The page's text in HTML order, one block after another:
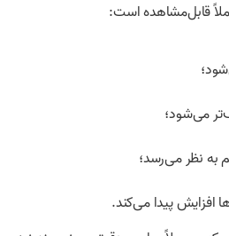
قابل‌مشاهده است:
می‌شود؛
به نظر می‌رسد؛
افزایش پیدا می‌کند.